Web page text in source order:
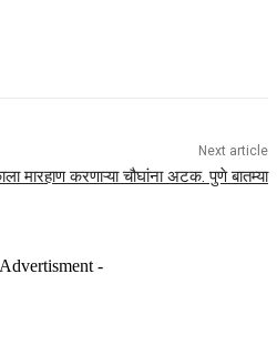
Next article
मारहाण करणाऱ्या चौघांना अटक. पुणे बातम्या
-